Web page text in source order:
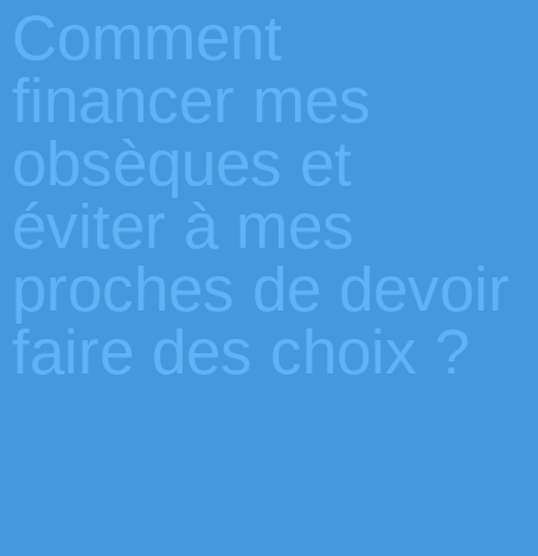
Comment
financer mes
obsèques et
éviter à mes
proches de devoir
faire des choix ? ​